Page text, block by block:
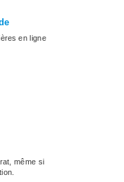
en ligne
même si